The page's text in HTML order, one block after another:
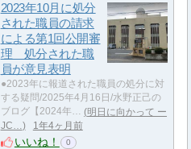
2023年10月に処分
された職員の請求
による第1回公開審
理 処分された職
員が意見表明
●2023年に報道された職員の処分に対
する疑問/2025年4月16日/水野正己の
ブログ【2024年…
明日に向かって ー
JC…
1年4ヶ月前
いいね！ 0